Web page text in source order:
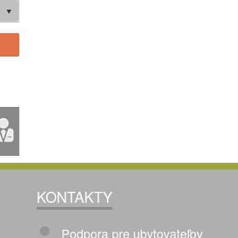
KONTAKTY
Podpora pre ubytovateľov